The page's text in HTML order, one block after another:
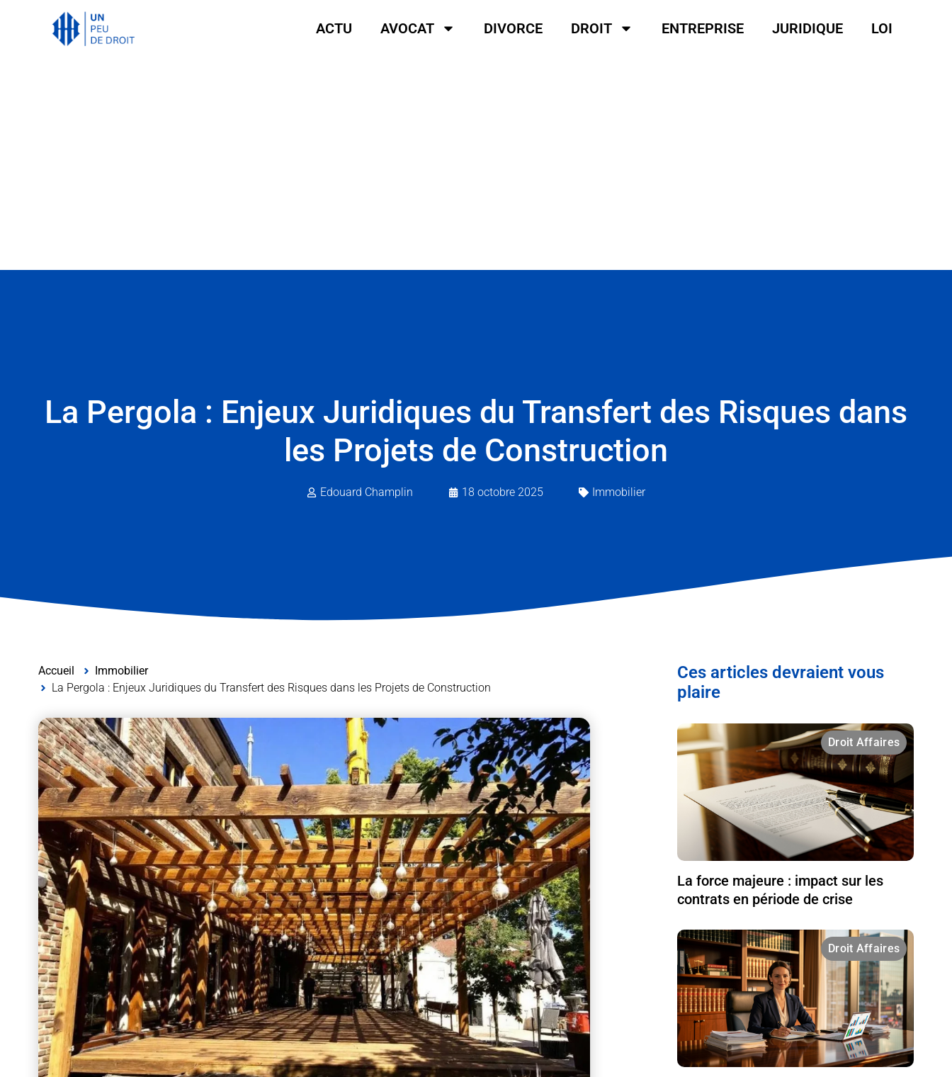
ACTU AVOCAT DIVORCE DROIT ENTREPRISE JURIDIQUE LOI
La Pergola : Enjeux Juridiques du Transfert des Risques dans
les Projets de Construction
Edouard Champlin 18 octobre 2025 Immobilier
Accueil
Immobilier
La Pergola : Enjeux Juridiques du Transfert des Risques dans les Projets de Construction
Ces articles devraient vous
plaire
Droit Affaires
La force majeure : impact sur les
contrats en période de crise
Droit Affaires